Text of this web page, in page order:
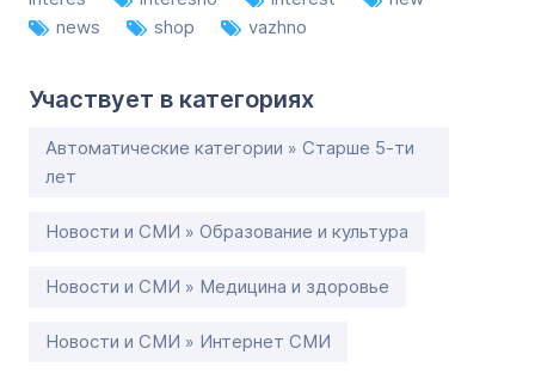
news
shop vazhno
Участвует в категориях
Автоматические категории » Старше 5-ти
лет
Новости и СМИ » Образование и культура
Новости и СМИ » Медицина и здоровье
Новости и СМИ » Интернет СМИ